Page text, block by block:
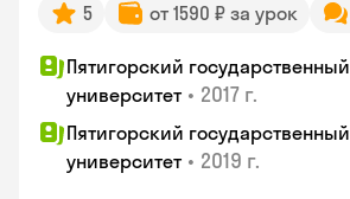
5 от 1590 ₽ за урок
Пятигорский государственный
университет • 2017 г.
Пятигорский государственный
университет • 2019 г.